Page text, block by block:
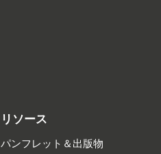
リソース
パンフレット＆出版物